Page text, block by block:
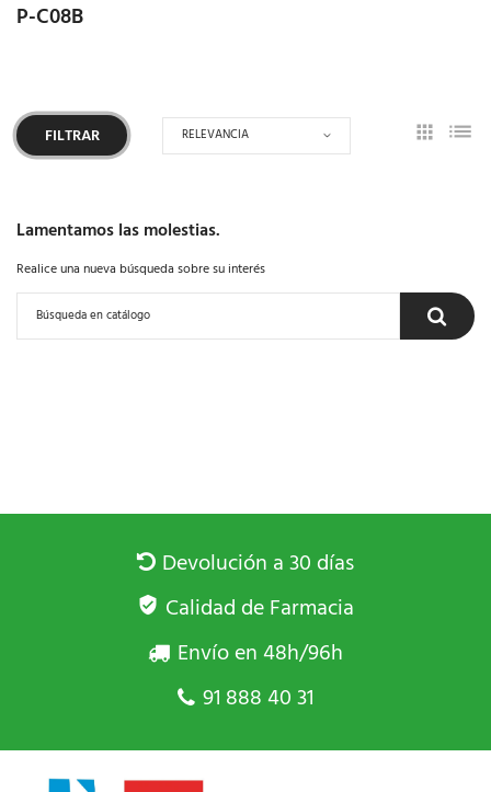
P-C08B
FILTRAR RELEVANCIA
Lamentamos las molestias.
Realice una nueva búsqueda sobre su interés
Devolución a 30 días
Calidad de Farmacia
Envío en 48h/96h
91 888 40 31